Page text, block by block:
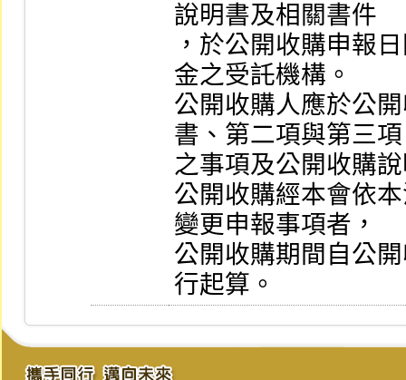
說明書及相關書件
，於公開收購申報
金之受託機構。
公開收購人應於公
書、第二項與第三項
之事項及公開收購
公開收購經本會依
變更申報事項者，
公開收購期間自公
行起算。